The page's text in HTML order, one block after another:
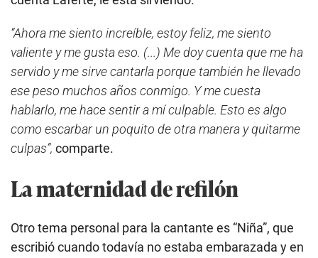
“Ahora me siento increíble, estoy feliz, me siento
valiente y me gusta eso. (...) Me doy cuenta que me ha
servido y me sirve cantarla porque también he llevado
ese peso muchos años conmigo. Y me cuesta
hablarlo, me hace sentir a mí culpable. Esto es algo
como escarbar un poquito de otra manera y quitarme
culpas”, comparte.
La maternidad de refilón
Otro tema personal para la cantante es “Niña”, que
escribió cuando todavía no estaba embarazada y en